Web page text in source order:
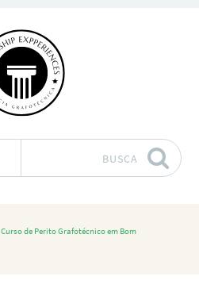
BUSCA
Curso de Perito Grafotécnico em Bom